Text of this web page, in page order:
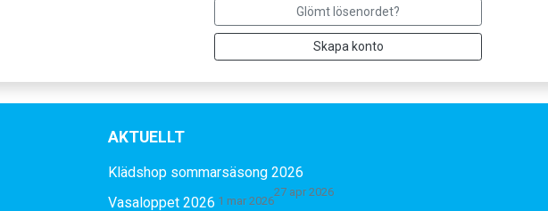
Glömt lösenordet?
Skapa konto
AKTUELLT
Klädshop sommarsäsong 2026
27 apr 2026
Vasaloppet 2026 1 mar 2026